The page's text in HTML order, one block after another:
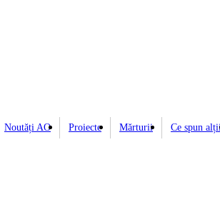
Noutăți AO Proiecte Mărturii Ce spun